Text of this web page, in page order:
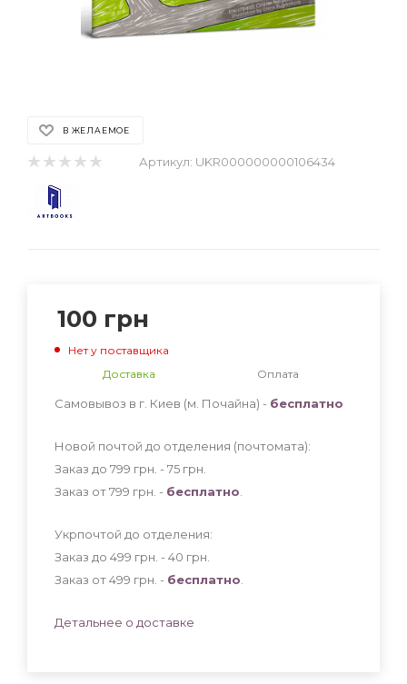
В ЖЕЛАЕМОЕ
Артикул: UKR000000000106434
100 грн
Нет у поставщика
Доставка
Оплата
Самовывоз в г. Киев (м. Почайна) - бесплатно
Новой почтой до отделения (почтомата):
Заказ до 799 грн. - 75 грн
Заказ от 799 грн. - бесплатно
Укрпочтой до отделения:
Заказ до 499 грн. - 40 грн
Заказ от 499 грн. - бесплатно
Детальнее о доставке